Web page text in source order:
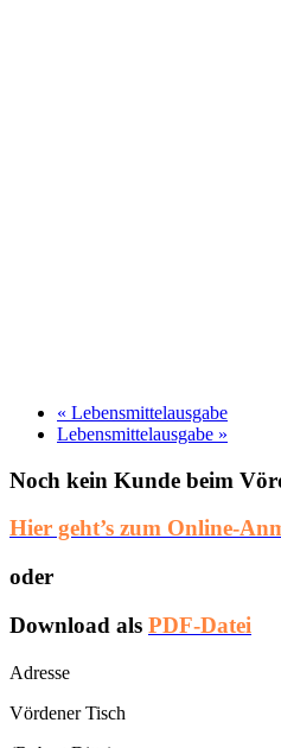
« Lebensmittelausgabe
Lebensmittelausgabe »
Noch kein Kunde beim
Hier geht’s zum Online-
oder
Download als PDF-Datei
Adresse
Vördener Tisch